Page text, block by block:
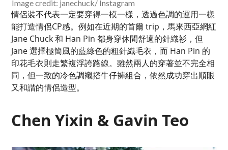
Image credit: janechuck/ Instagram
情侶裝不代表一定要穿得一模一樣，透過色調的運用一樣
能打造情侶CP感。例如在近期的首爾 trip，馬來西亞網紅
Jane Chuck 和 Han Pin 都身穿休閒舒適的針織衫，但
Jane 選擇極簡風的藍綠色的粗針織毛衣，而 Han Pin 的
印花毛衣則走繁複浮誇路線。雖然兩人的穿著並不完全相
同，但一致的冷色調襯撘牛仔褲組合，依然成功穿出順眼
又和諧的情侶造型。
Chen Yixin & Gavin Teo